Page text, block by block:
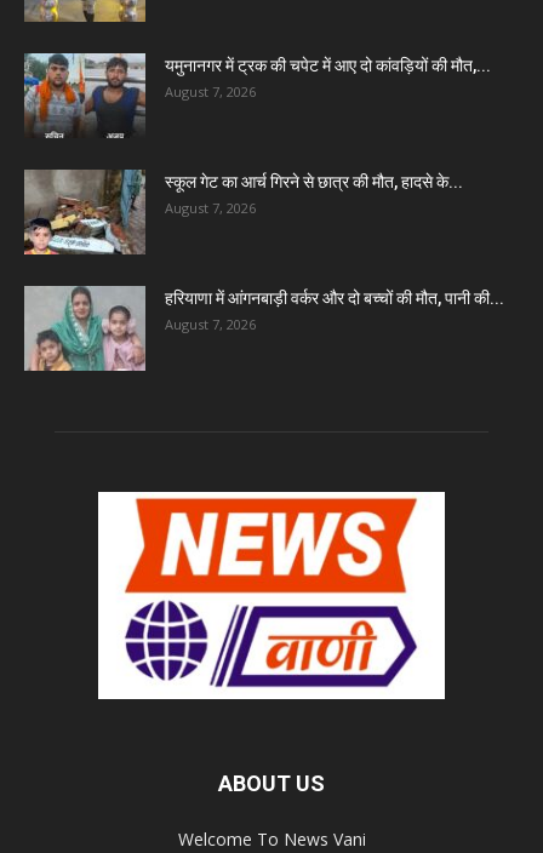
यमुनानगर में ट्रक की चपेट में आए दो कांवड़ियों की मौत,...
August 7, 2026
स्कूल गेट का आर्च गिरने से छात्र की मौत, हादसे के...
August 7, 2026
हरियाणा में आंगनबाड़ी वर्कर और दो बच्चों की मौत, पानी की...
August 7, 2026
ABOUT US
Welcome To News Vani